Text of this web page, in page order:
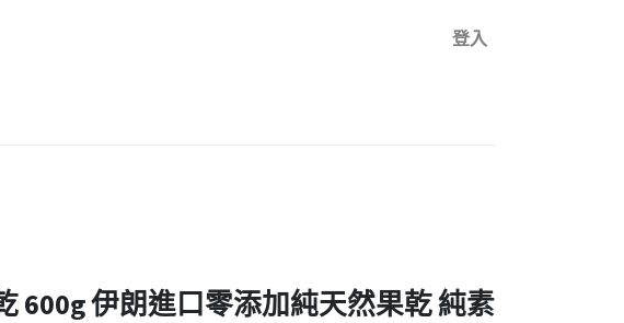
登入
600g 伊朗進口零添加純天然果乾 純素